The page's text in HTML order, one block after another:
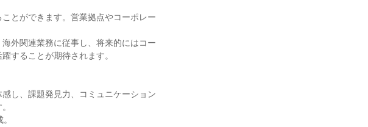
とができます。営業拠点やコーポレー
外関連業務に従事し、将来的にはコー
することが期待されます。
し、課題発見力、コミュニケーション